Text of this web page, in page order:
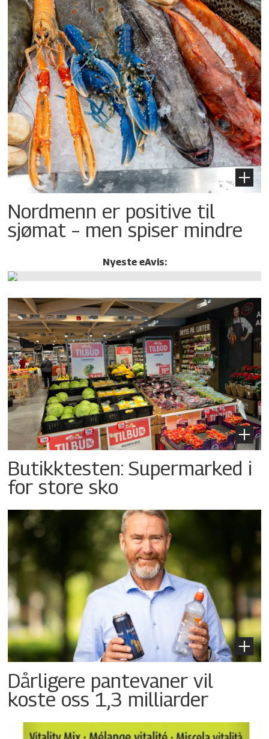
Nordmenn er positive til
sjømat – men spiser mindre
Nyeste eAvis:
Butikktesten: Supermarked i
for store sko
Dårligere pantevaner vil
koste oss 1,3 milliarder